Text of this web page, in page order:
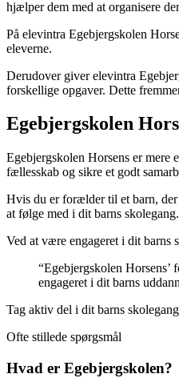
hjælper dem med at organisere
På elevintra Egebjergskolen
eleverne.
Derudover giver elevintra
forskellige opgaver. Dette
Egebjergskolen
Egebjergskolen Horsens er
fællesskab og sikre et godt
Hvis du er forælder til et barn,
at følge med i dit barns skolegang.
Ved at være engageret i dit
“Egebjergskolen
engageret i dit barns
Tag aktiv del i dit barns
Ofte stillede spørgsmål
Hvad er Egebjergskolen?